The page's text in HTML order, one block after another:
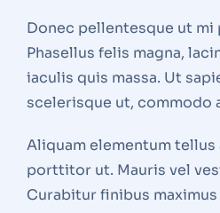
Donec pellentesque ut mi
Phasellus felis magna,
iaculis quis massa. Ut
scelerisque ut, commodo
Aliquam elementum
porttitor ut. Mauris vel
Curabitur finibus